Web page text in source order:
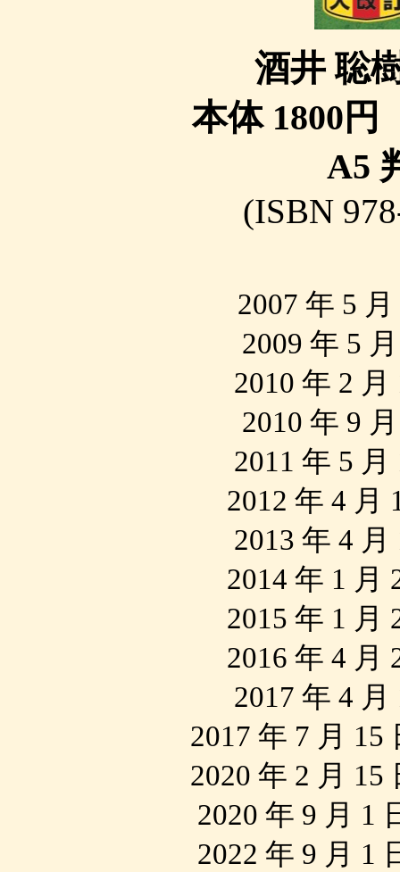
酒井 聡
本体 1800円
A5
(ISBN
2007 年 5
2009 年 5
2010 年 2
2010 年 9
2011 年 5
2012 年 4
2013 年 4
2014 年 1
2015 年 1
2016 年 4
2017 年 4
2017 年 7 月
2020 年 2 月
2020 年 9 月 1
2022 年 9 月 1